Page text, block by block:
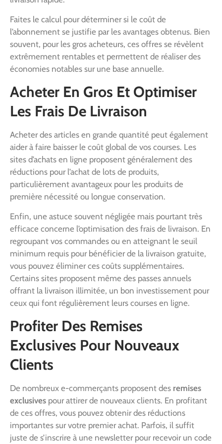
Faites le calcul pour déterminer si le coût de
l’abonnement se justifie par les avantages obtenus. Bien
souvent, pour les gros acheteurs, ces offres se révèlent
extrêmement rentables et permettent de réaliser des
économies notables sur une base annuelle.
Acheter En Gros Et Optimiser
Les Frais De Livraison
Acheter des articles en grande quantité peut également
aider à faire baisser le coût global de vos courses. Les
sites d’achats en ligne proposent généralement des
réductions pour l’achat de lots de produits,
particulièrement avantageux pour les produits de
première nécessité ou longue conservation.
Enfin, une astuce souvent négligée mais pourtant très
efficace concerne l’optimisation des frais de livraison. En
regroupant vos commandes ou en atteignant le seuil
minimum requis pour bénéficier de la livraison gratuite,
vous pouvez éliminer ces coûts supplémentaires.
Certains sites proposent même des passes annuels
offrant la livraison illimitée, un bon investissement pour
ceux qui font régulièrement leurs courses en ligne.
Profiter Des Remises
Exclusives Pour Nouveaux
Clients
De nombreux e-commerçants proposent des remises
exclusives pour attirer de nouveaux clients. En profitant
de ces offres, vous pouvez obtenir des réductions
importantes sur votre premier achat. Parfois, il suffit
juste de s’inscrire à une newsletter pour recevoir un code